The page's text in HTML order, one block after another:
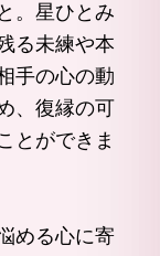
。星ひとみ
る未練や本
手の心の動
、復縁の可
とができま
める心に寄